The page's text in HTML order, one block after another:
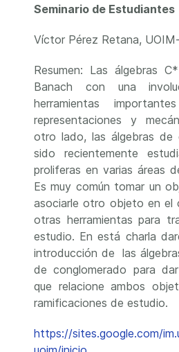
Seminario de Estudiantes
Víctor Pérez Retana,
Resumen: Las álgebras
Banach con una
herramientas
representaciones y
otro lado, las álgebras de
sido recientemente
proliferas en varias áreas
Es muy común tomar un
asociarle otro objeto en el
otras herramientas para
estudio. En está charla
introducción de las
de conglomerado para
que relacione ambos
ramificaciones de estudio.
https://sites.google.com/